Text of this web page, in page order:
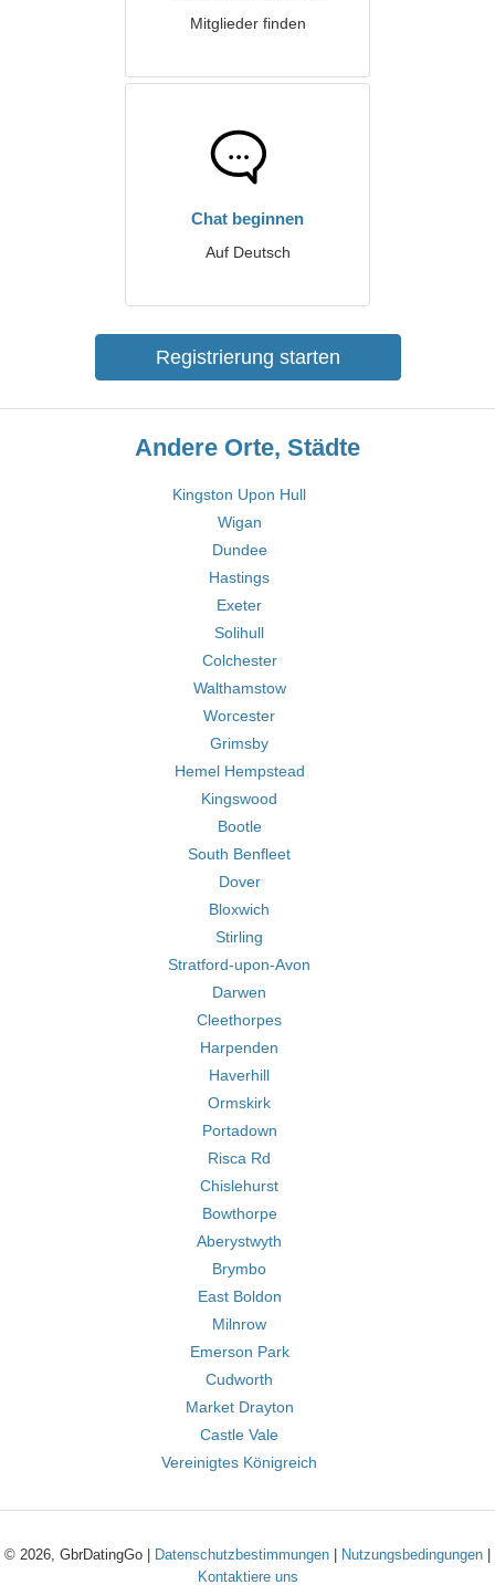
Mitglieder finden
Chat beginnen
Auf Deutsch
Registrierung starten
Andere Orte, Städte
Kingston Upon Hull
Wigan
Dundee
Hastings
Exeter
Solihull
Colchester
Walthamstow
Worcester
Grimsby
Hemel Hempstead
Kingswood
Bootle
South Benfleet
Dover
Bloxwich
Stirling
Stratford-upon-Avon
Darwen
Cleethorpes
Harpenden
Haverhill
Ormskirk
Portadown
Risca Rd
Chislehurst
Bowthorpe
Aberystwyth
Brymbo
East Boldon
Milnrow
Emerson Park
Cudworth
Market Drayton
Castle Vale
Vereinigtes Königreich
© 2026, GbrDatingGo | Datenschutzbestimmungen Nutzungsbedingungen
Kontaktiere uns